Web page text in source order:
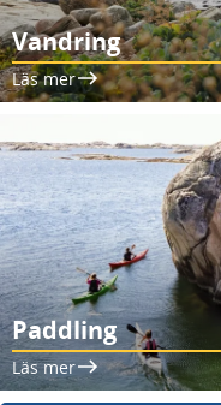
Vandring
Läs mer
Paddling
Läs mer